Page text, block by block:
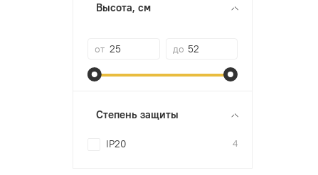
Высота, см
от до
Степень защиты
IP20 4